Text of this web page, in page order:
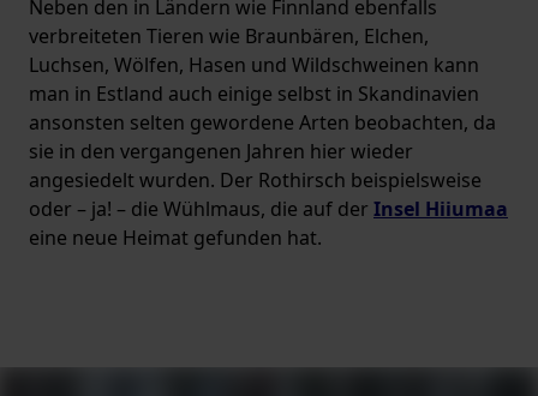
Neben den in Ländern wie Finnland ebenfalls
verbreiteten Tieren wie Braunbären, Elchen,
Luchsen, Wölfen, Hasen und Wildschweinen kann
man in Estland auch einige selbst in Skandinavien
ansonsten selten gewordene Arten beobachten, da
sie in den vergangenen Jahren hier wieder
angesiedelt wurden. Der Rothirsch beispielsweise
oder – ja! – die Wühlmaus, die auf der Insel Hiiumaa
eine neue Heimat gefunden hat.